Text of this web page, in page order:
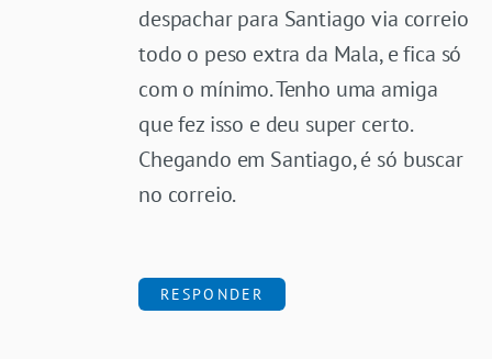
despachar para Santiago via correio
todo o peso extra da Mala, e fica só
com o mínimo. Tenho uma amiga
que fez isso e deu super certo.
Chegando em Santiago, é só buscar
no correio.
RESPONDER